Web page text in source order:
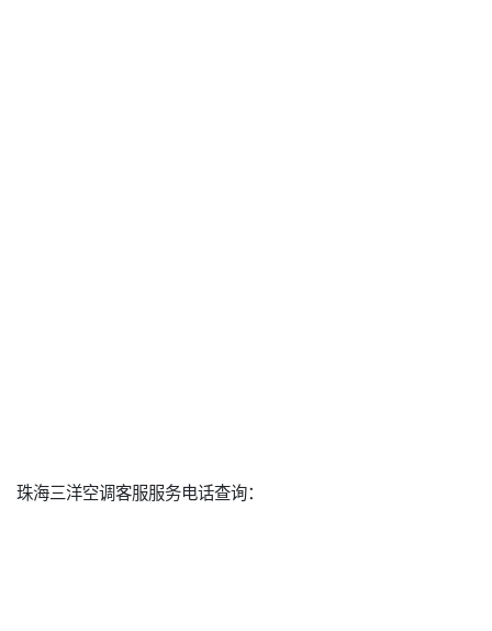
珠海三洋空调客服服务电话查询：